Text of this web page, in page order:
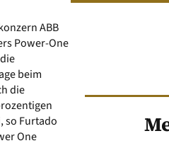
ABB
Power-One
beim
die
so Furtado
One